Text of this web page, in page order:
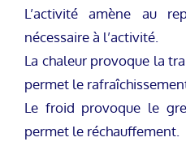
L’activité amène au
nécessaire à l’activité.
La chaleur provoque la
permet le
Le froid provoque le
permet le réchauffement.